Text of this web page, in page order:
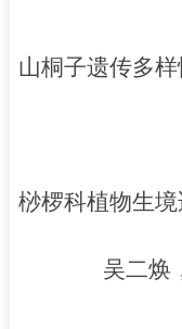
山桐子遗传多
桫椤科植物生
吴二焕